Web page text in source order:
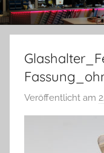
Veröffentlicht am